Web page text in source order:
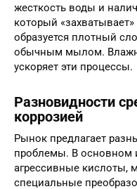
жесткость воды и
который
образуется плотный
обычным мылом.
ускоряет эти процессы.
Разновидности
коррозией
Рынок предлагает
проблемы. В основном
агрессивные кислоты,
специальные